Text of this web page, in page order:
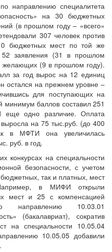
направлению специалитета
на 30 бюджетных
(в прошлом году – «всего»
307 человек против
мест по той же
52 заявления (31 в прошлом
желающих (9 в прошлом году).
за год вырос на 12 единиц
остался на прежнем уровне –
для поступающих на
минимум баллов составил 251
еще одно различие. Оплата
на 75 тыс.руб. (до 400
в МФТИ она увеличилась
руб. в год.
конкурсах на специальности
безопасности, с учетом
так и платных, мест
в МИФИ открыли
мест и 25 с компенсацией
направлению 10.03.01
(бакалавриат), сократив
на специальности 10.05.04
10.05.05 добавили